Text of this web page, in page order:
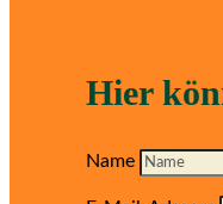
Hier
Name